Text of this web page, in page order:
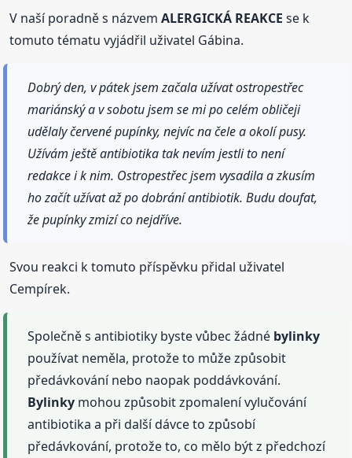
V naší poradně s názvemALERGICKÁ REAKCE se k
tomuto tématu vyjádřil uživatel Gábina.
Dobrý den, v pátek jsem začala užívat ostropestřec
mariánský a v sobotu jsem se mi po celém obličeji
udělaly červené pupínky, nejvíc na čele a okolí pusy.
Užívám ještě antibiotika tak nevím jestli to není
redakce i k nim. Ostropestřec jsem vysadila a zkusím
ho začít užívat až po dobrání antibiotik. Budu doufat,
že pupínky zmizí co nejdříve.
Svou reakci k tomuto příspěvku přidal uživatel
Cempírek.
Společně s antibiotiky byste vůbec žádné bylinky
používat neměla, protože to může způsobit
předávkování nebo naopak poddávkování.
Bylinky mohou způsobit zpomalení vylučování
antibiotika a při další dávce to způsobí
předávkování, protože to, co mělo být z předchozí